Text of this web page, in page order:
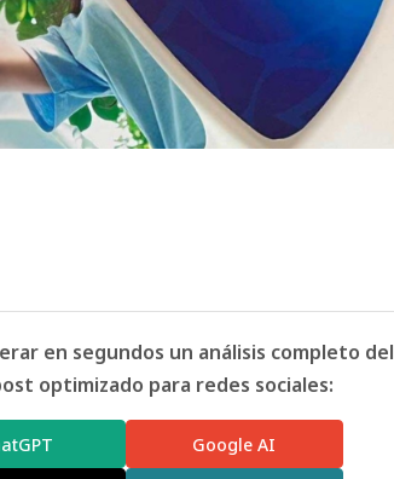
en segundos un análisis completo del
optimizado para redes sociales:
Google AI